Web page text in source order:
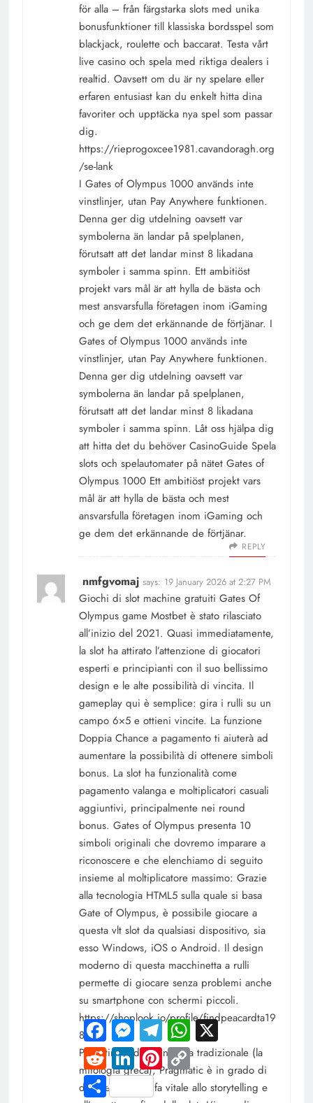
för alla – från färgstarka slots med unika
bonusfunktioner till klassiska bordsspel som
blackjack, roulette och baccarat. Testa vårt
live casino och spela med riktiga dealers i
realtid. Oavsett om du är ny spelare eller
erfaren entusiast kan du enkelt hitta dina
favoriter och upptäcka nya spel som passar
dig.
https://rieprogoxcee1981.cavandoragh.org
/se-lank
I Gates of Olympus 1000 används inte
vinstlinjer, utan Pay Anywhere funktionen.
Denna ger dig utdelning oavsett var
symbolerna än landar på spelplanen,
förutsatt att det landar minst 8 likadana
symboler i samma spinn. Ett ambitiöst
projekt vars mål är att hylla de bästa och
mest ansvarsfulla företagen inom iGaming
och ge dem det erkännande de förtjänar. I
Gates of Olympus 1000 används inte
vinstlinjer, utan Pay Anywhere funktionen.
Denna ger dig utdelning oavsett var
symbolerna än landar på spelplanen,
förutsatt att det landar minst 8 likadana
symboler i samma spinn. Låt oss hjälpa dig
att hitta det du behöver CasinoGuide Spela
slots och spelautomater på nätet Gates of
Olympus 1000 Ett ambitiöst projekt vars
mål är att hylla de bästa och mest
ansvarsfulla företagen inom iGaming och
ge dem det erkännande de förtjänar.
REPLY
nmfgvomaj says: 19 January 2026 at 2:27 PM
Giochi di slot machine gratuiti Gates Of
Olympus game Mostbet è stato rilasciato
all’inizio del 2021. Quasi immediatamente,
la slot ha attirato l’attenzione di giocatori
esperti e principianti con il suo bellissimo
design e le alte possibilità di vincita. Il
gameplay qui è semplice: gira i rulli su un
campo 6×5 e ottieni vincite. La funzione
Doppia Chance a pagamento ti aiuterà ad
aumentare la possibilità di ottenere simboli
bonus. La slot ha funzionalità come
pagamento valanga e moltiplicatori casuali
aggiuntivi, principalmente nei round
bonus. Gates of Olympus presenta 10
simboli originali che dovremo imparare a
riconoscere e che elenchiamo di seguito
insieme al moltiplicatore massimo: Grazie
alla tecnologia HTML5 sulla quale si basa
Gate of Olympus, è possibile giocare a
questa vlt slot da qualsiasi dispositivo, sia
esso Windows, iOS o Android. Il design
moderno di questa macchinetta a rulli
permette di giocare senza problemi anche
su smartphone con schermi piccoli.
https://shoplook.io/profile/findpeacardta19
88
Pur attingendo a un tema tradizionale (la
mitologia greca), Pragmatic è in grado di
donare nuova linfa vitale allo storytelling e
FacebookMessengerTelegramWhatsApp
X
RedditLinkedInPinterestCopy
Link
Share